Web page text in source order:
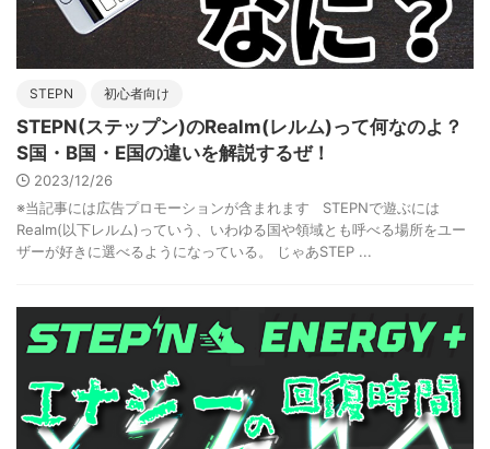
STEPN 初心者向け
STEPN(ステップン)のRealm(レルム)って何なのよ？
S国・B国・E国の違いを解説するぜ！
2023/12/26
※当記事には広告プロモーションが含まれます STEPNで遊ぶには
Realm(以下レルム)っていう、いわゆる国や領域とも呼べる場所をユー
ザーが好きに選べるようになっている。 じゃあSTEP ...